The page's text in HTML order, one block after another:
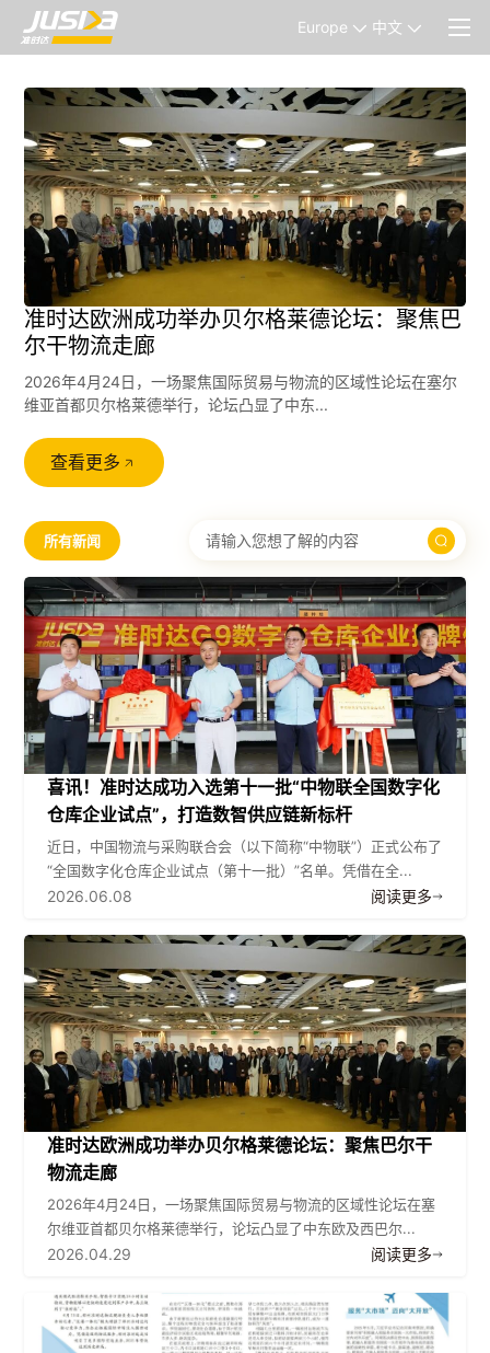
Europe 中文
准时达欧洲成功举办贝尔格莱德论坛：聚焦巴
尔干物流走廊
2026年4月24日，一场聚焦国际贸易与物流的区域性论坛在塞尔
维亚首都贝尔格莱德举行，论坛凸显了中东...
查看更多
所有新闻
喜讯！准时达成功入选第十一批“中物联全国数字化
仓库企业试点”，打造数智供应链新标杆
近日，中国物流与采购联合会（以下简称“中物联”）正式公布了
“全国数字化仓库企业试点（第十一批）”名单。凭借在全...
2026.06.08 阅读更多
准时达欧洲成功举办贝尔格莱德论坛：聚焦巴尔干
物流走廊
2026年4月24日，一场聚焦国际贸易与物流的区域性论坛在塞
尔维亚首都贝尔格莱德举行，论坛凸显了中东欧及西巴尔...
2026.04.29 阅读更多